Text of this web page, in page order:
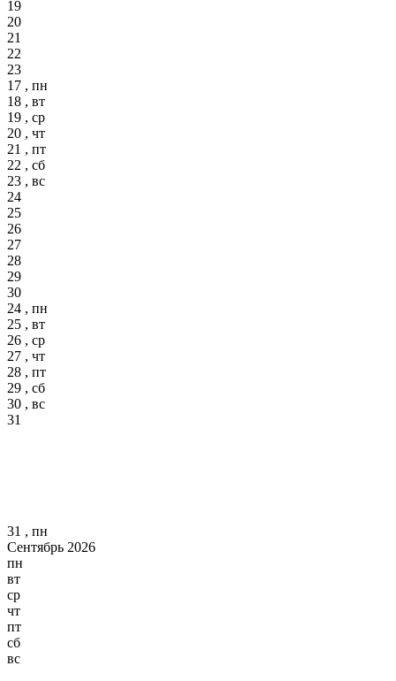
19
20
21
22
23
17 , пн
18 , вт
19 , ср
20 , чт
21 , пт
22 , сб
23 , вс
24
25
26
27
28
29
30
24 , пн
25 , вт
26 , ср
27 , чт
28 , пт
29 , сб
30 , вс
31
31 , пн
Сентябрь 2026
пн
вт
ср
чт
пт
сб
вс